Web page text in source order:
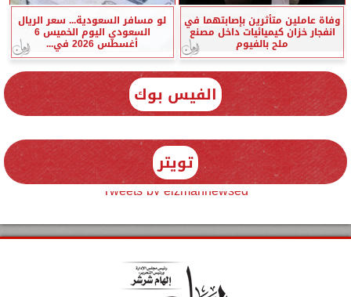
وفاة عاملين متأثرين بإصابتهما في
انفجار خزان كيميائيات داخل مصنع
ملح بالفيوم
لو مسافر السعودية... سعر الريال
السعودي اليوم الخميس 6
أغسطس 2026 في...
الفيس بوك
تويتر
Tweets by elzmannewseg